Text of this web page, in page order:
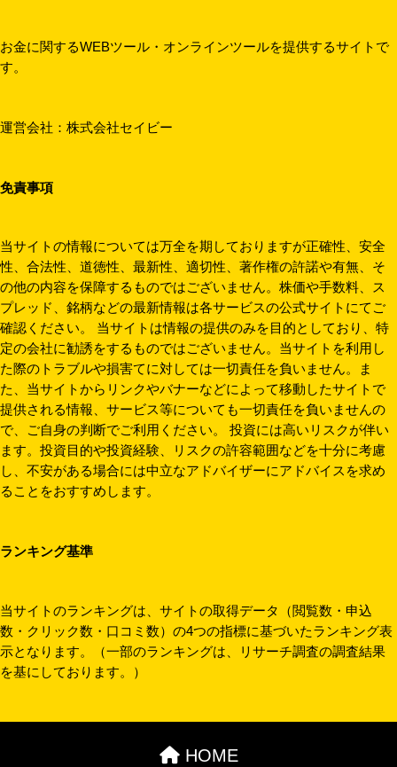
お金に関するWEBツール・オンラインツールを提供するサイトで
す。
運営会社： 株式会社セイビー
免責事項
当サイトの情報については万全を期しておりますが正確性、安全
性、合法性、道徳性、最新性、適切性、著作権の許諾や有無、そ
の他の内容を保障するものではございません。株価や手数料、ス
プレッド、銘柄などの最新情報は各サービスの公式サイトにてご
確認ください。 当サイトは情報の提供のみを目的としており、特
定の会社に勧誘をするものではございません。当サイトを利用し
た際のトラブルや損害てに対しては一切責任を負いません。ま
た、当サイトからリンクやバナーなどによって移動したサイトで
提供される情報、サービス等についても一切責任を負いませんの
で、ご自身の判断でご利用ください。 投資には高いリスクが伴い
ます。投資目的や投資経験、リスクの許容範囲などを十分に考慮
し、不安がある場合には中立なアドバイザーにアドバイスを求め
ることをおすすめします。
ランキング基準
当サイトのランキングは、サイトの取得データ（閲覧数・申込
数・クリック数・口コミ数）の4つの指標に基づいたランキング表
示となります。（一部のランキングは、リサーチ調査の調査結果
を基にしております。）
HOME